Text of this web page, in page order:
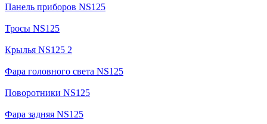
Панель приборов NS125
Тросы NS125
Крылья NS125 2
Фара головного света NS125
Поворотники NS125
Фара задняя NS125